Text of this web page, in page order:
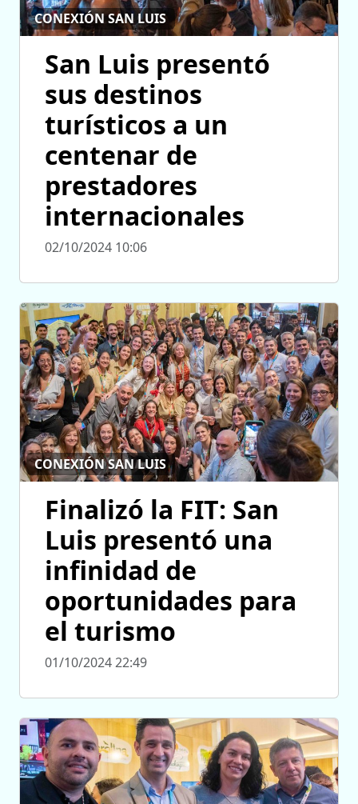
CONEXIÓN SAN LUIS
San Luis presentó
sus destinos
turísticos a un
centenar de
prestadores
internacionales
02/10/2024 10:06
CONEXIÓN SAN LUIS
Finalizó la FIT: San
Luis presentó una
infinidad de
oportunidades para
el turismo
01/10/2024 22:49